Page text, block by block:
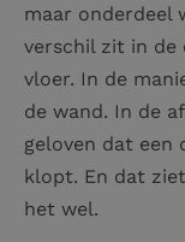
maar onderdeel
verschil zit in de
vloer. In de
de wand. In de
geloven dat een
klopt. En dat
het wel.